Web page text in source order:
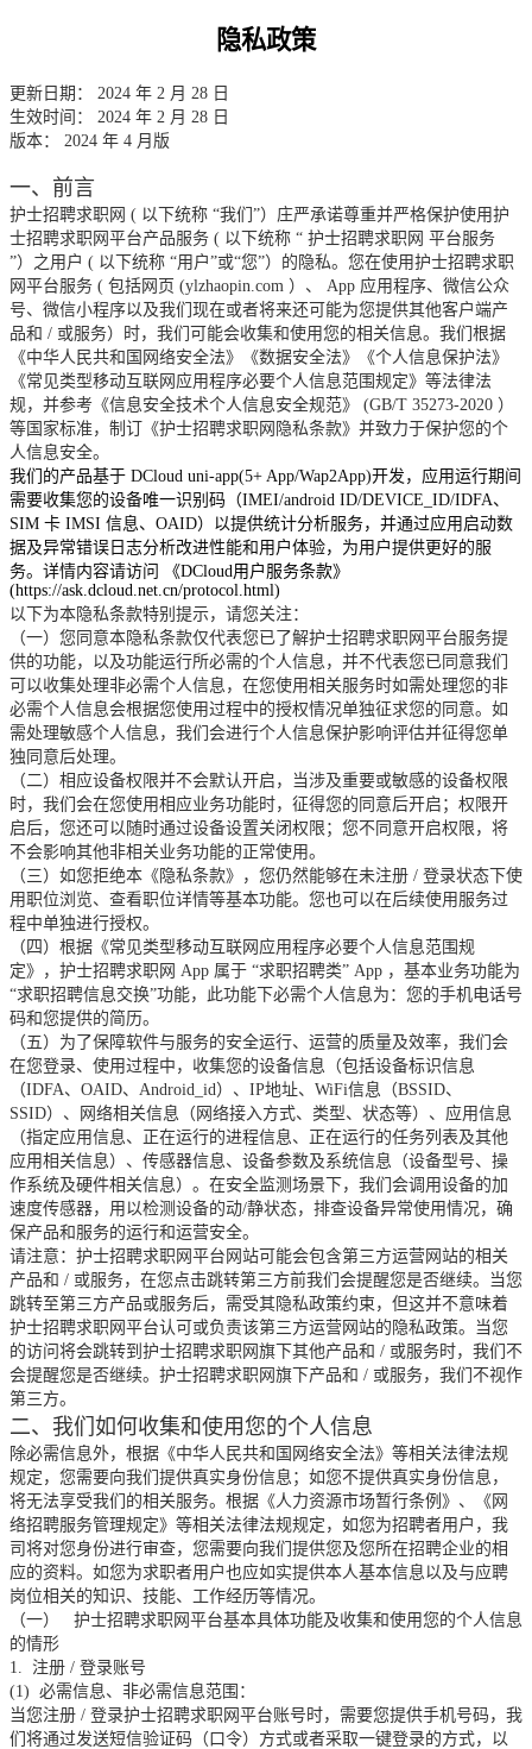
隐私政策
更新日期： 2024 年 2 月 28 日
生效时间：
2024 年 2 月 28 日
版本：
2024 年 4 月版
一、前言
护士招聘求职网 ( 以下统称 “我们”）庄严承诺尊重并严格保护使用护
士招聘求职网平台产品服务 ( 以下统称 “ 护士招聘求职网 平台服务
”）之用户 ( 以下统称 “用户”或“您”）的隐私。您在使用护士招聘求职
网平台服务 ( 包括网页 (ylzhaopin.com ）、 App 应用程序、微信公众
号、微信小程序以及我们现在或者将来还可能为您提供其他客户端产
品和 / 或服务）时，我们可能会收集和使用您的相关信息。我们根据
《中华人民共和国网络安全法》《数据安全法》《个人信息保护法》
《常见类型移动互联网应用程序必要个人信息范围规定》等法律法
规，并参考《信息安全技术个人信息安全规范》
(GB/T 35273-2020 ）
等国家标准，制订《护士招聘求职网隐私条款》并致力于保护您的个
人信息安全。
我们的产品基于 DCloud uni-app(5+ App/Wap2App)开发，应用运行期间
需要收集您的设备唯一识别码（IMEI/android ID/DEVICE_ID/IDFA、
SIM 卡 IMSI 信息、OAID）以提供统计分析服务，并通过应用启动数
据及异常错误日志分析改进性能和用户体验，为用户提供更好的服
务。详情内容请访问
《DCloud用户服务条款》
(https://ask.dcloud.net.cn/protocol.html)
以下为本隐私条款特别提示，请您关注：
（一）您同意本隐私条款仅代表您已了解护士招聘求职网平台服务提
供的功能，以及功能运行所必需的个人信息，并不代表您已同意我们
可以收集处理非必需个人信息，在您使用相关服务时如需处理您的非
必需个人信息会根据您使用过程中的授权情况单独征求您的同意。如
需处理敏感个人信息，我们会进行个人信息保护影响评估并征得您单
独同意后处理。
（二）相应设备权限并不会默认开启，当涉及重要或敏感的设备权限
时，我们会在您使用相应业务功能时，征得您的同意后开启；权限开
启后，您还可以随时通过设备设置关闭权限；您不同意开启权限，将
不会影响其他非相关业务功能的正常使用。
（三）如您拒绝本《隐私条款》，您仍然能够在未注册 / 登录状态下使
用职位浏览、查看职位详情等基本功能。您也可以在后续使用服务过
程中单独进行授权。
（四）根据《常见类型移动互联网应用程序必要个人信息范围规
定》，护士招聘求职网 App 属于 “求职招聘类” App ，基本业务功能为
“求职招聘信息交换”功能，此功能下必需个人信息为：您的手机电话号
码和您提供的简历。
（五）为了保障软件与服务的安全运行、运营的质量及效率，我们会
在您登录、使用过程中，收集您的设备信息（包括设备标识信息
（IDFA、OAID、Android_id）、IP地址、WiFi信息（BSSID、
SSID）、网络相关信息（网络接入方式、类型、状态等）、应用信息
（指定应用信息、正在运行的进程信息、正在运行的任务列表及其他
应用相关信息）、传感器信息、设备参数及系统信息（设备型号、操
作系统及硬件相关信息）。在安全监测场景下，我们会调用设备的加
速度传感器，用以检测设备的动/静状态，排查设备异常使用情况，确
保产品和服务的运行和运营安全。
请注意：护士招聘求职网平台网站可能会包含第三方运营网站的相关
产品和 / 或服务，在您点击跳转第三方前我们会提醒您是否继续。当您
跳转至第三方产品或服务后，需受其隐私政策约束，但这并不意味着
护士招聘求职网平台认可或负责该第三方运营网站的隐私政策。当您
的访问将会跳转到护士招聘求职网旗下其他产品和 / 或服务时，我们不
会提醒您是否继续。护士招聘求职网旗下产品和 / 或服务，我们不视作
第三方。
二、我们如何收集和使用您的个人信息
除必需信息外，根据《中华人民共和国网络安全法》等相关法律法规
规定，您需要向我们提供真实身份信息；如您不提供真实身份信息，
将无法享受我们的相关服务。根据《人力资源市场暂行条例》、《网
络招聘服务管理规定》等相关法律法规规定，如您为招聘者用户，我
司将对您身份进行审查，您需要向我们提供您及您所在招聘企业的相
应的资料。如您为求职者用户也应如实提供本人基本信息以及与应聘
岗位相关的知识、技能、工作经历等情况。
（一）
护士招聘求职网平台基本具体功能及收集和使用您的个人信息
的情形
1.
注册 / 登录账号
(1) 必需信息、非必需信息范围：
当您注册 / 登录护士招聘求职网平台账号时，需要您提供手机号码，我
们将通过发送短信验证码（口令）方式或者采取一键登录的方式，以